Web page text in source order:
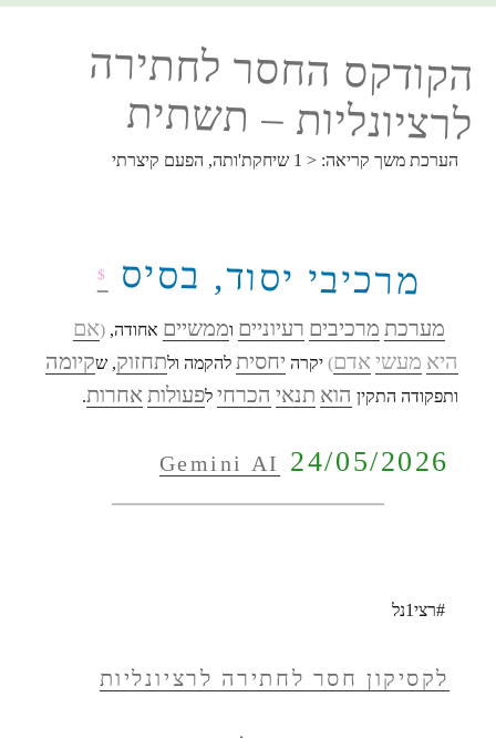
הקודקס החסר לחתירה
לרציונליות – תשתית
הערכת משך קריאה: < 1 שיחקת'ותה, הפעם קיצרתי
מרכיבי יסוד, בסיס $
מערכת מרכיבים רעיוניים וממשיים אחודה,(אם
היא מעשי אדם) יקרה יחסית להקמה ולתחזוק, שקיומה
ותפקודה התקין הוא תנאי הכרחי לפעולות אחרות.
Gemini AI 24/05/2026
#רצי1נל
לקסיקון חסר לחתירה לרציונליות